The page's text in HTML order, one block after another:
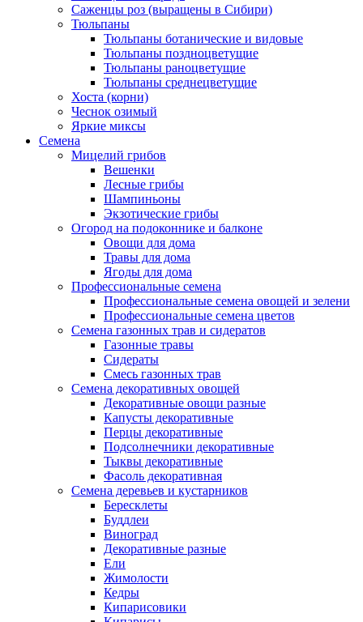
Саженцы роз (выращены в Сибири)
Тюльпаны
Тюльпаны ботанические и видовые
Тюльпаны поздноцветущие
Тюльпаны раноцветущие
Тюльпаны среднецветущие
Хоста (корни)
Чеснок озимый
Яркие миксы
Семена
Мицелий грибов
Вешенки
Лесные грибы
Шампиньоны
Экзотические грибы
Огород на подоконнике и балконе
Овощи для дома
Травы для дома
Ягоды для дома
Профессиональные семена
Профессиональные семена овощей и зелени
Профессиональные семена цветов
Семена газонных трав и сидератов
Газонные травы
Сидераты
Смесь газонных трав
Семена декоративных овощей
Декоративные овощи разные
Капусты декоративные
Перцы декоративные
Подсолнечники декоративные
Тыквы декоративные
Фасоль декоративная
Семена деревьев и кустарников
Бересклеты
Буддлеи
Виноград
Декоративные разные
Ели
Жимолости
Кедры
Кипарисовики